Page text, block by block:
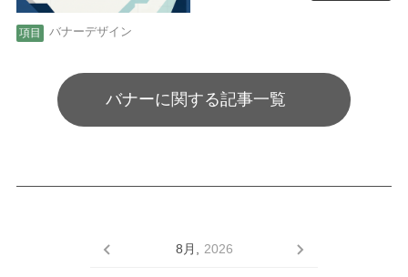
バナーデザイン
バナーに関する記事一覧
8月, 2026